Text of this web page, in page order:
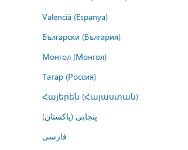
Valencià (Espanya)
Български (България)
Монгол (Монгол)
Татар (Россия)
Հայերեն (Հայաստան)
پنجابی (پاکستان)
فارسى